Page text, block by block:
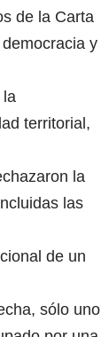
de la Carta
y
territorial,
la
las
de un
sólo uno